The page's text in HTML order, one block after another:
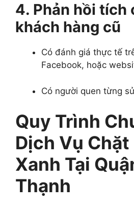
4. Phản hồi tích
khách hàng cũ
Có đánh giá thực tế
Facebook, hoặc
Có người quen từng
Quy Trình
Dịch Vụ Chặt
Xanh Tại
Thạnh